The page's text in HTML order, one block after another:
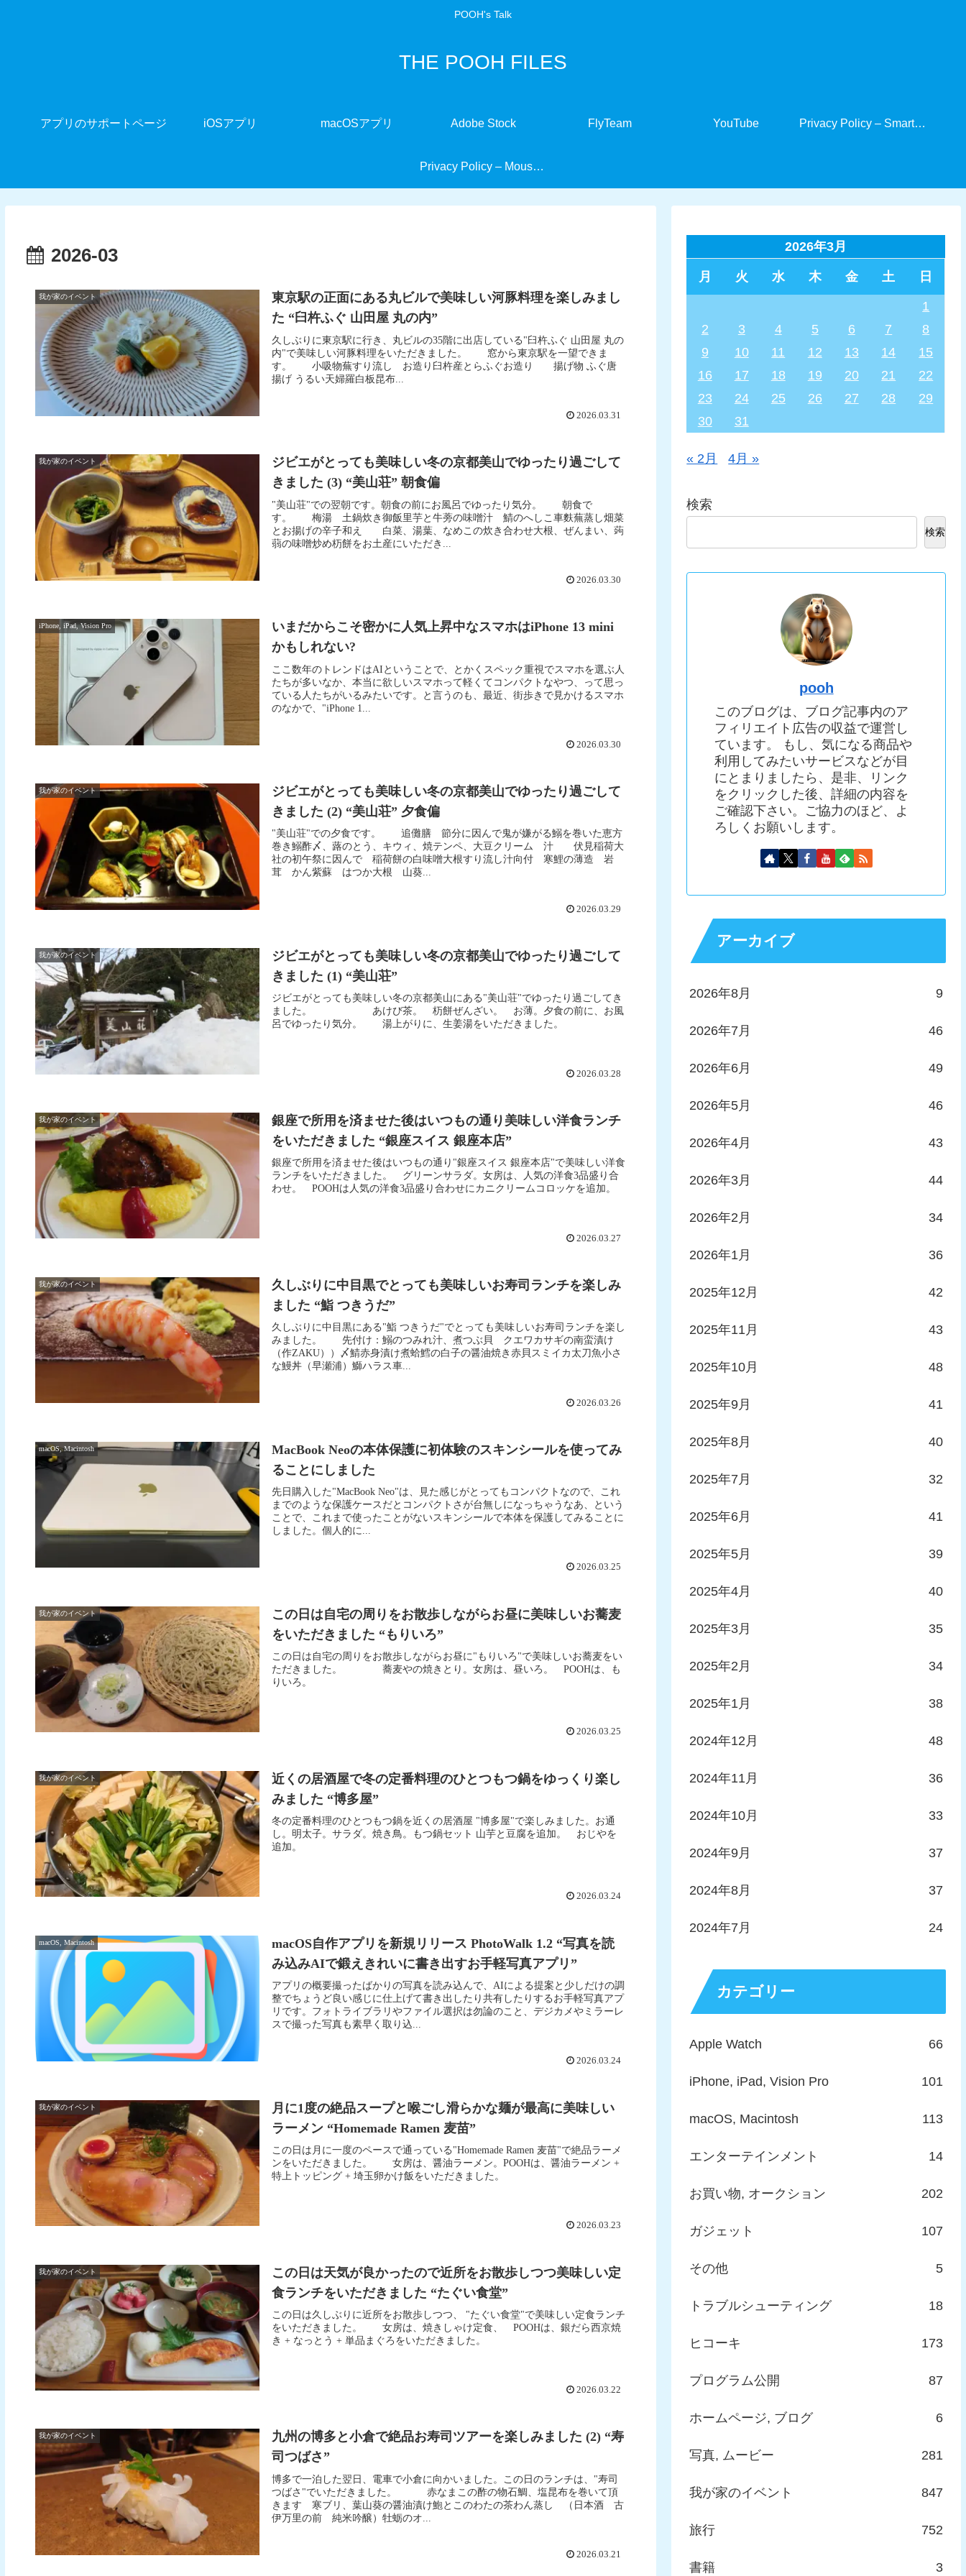
POOH's Talk
THE POOH FILES
アプリのサポートページ iOSアプリ macOSアプリ Adobe Stock FlyTeam YouTube Privacy Policy – SmartCabinet
Privacy Policy – MouseMate
2026-03
我が家のイベント
東京駅の正面にある丸ビルで美味しい河豚料理を楽しみまし
た “臼杵ふぐ 山田屋 丸の内”
久しぶりに東京駅に行き、丸ビルの35階に出店している"臼杵ふぐ 山田屋 丸の
内"で美味しい河豚料理をいただきました。 窓から東京駅を一望できま
す。 小吸物蕪すり流し お造り臼杵産とらふぐお造り 揚げ物 ふぐ唐
揚げ うるい天婦羅白板昆布...
2026.03.31
我が家のイベント
ジビエがとっても美味しい冬の京都美山でゆったり過ごして
きました (3) “美山荘” 朝食偏
"美山荘"での翌朝です。朝食の前にお風呂でゆったり気分。 朝食で
す。 梅湯 土鍋炊き御飯里芋と牛蒡の味噌汁 鯖のへしこ車麩蕪蒸し畑菜
とお揚げの辛子和え 白菜、湯葉、なめこの炊き合わせ大根、ぜんまい、蒟
蒻の味噌炒め杤餅をお土産にいただき...
2026.03.30
iPhone, iPad, Vision Pro
いまだからこそ密かに人気上昇中なスマホはiPhone 13 mini
かもしれない?
ここ数年のトレンドはAIということで、とかくスペック重視でスマホを選ぶ人
たちが多いなか、本当に欲しいスマホって軽くてコンパクトなやつ、って思っ
ている人たちがいるみたいです。と言うのも、最近、街歩きで見かけるスマホ
のなかで、"iPhone 1...
2026.03.30
我が家のイベント
ジビエがとっても美味しい冬の京都美山でゆったり過ごして
きました (2) “美山荘” 夕食偏
"美山荘"での夕食です。 追儺膳 節分に因んで鬼が嫌がる鰯を巻いた恵方
巻き鰯酢〆、蕗のとう、キウィ、焼テンペ、大豆クリーム 汁 伏見稲荷大
社の初午祭に因んで 稲荷餅の白味噌大根すり流し汁向付 寒鯉の薄造 岩
茸 かん紫蘇 はつか大根 山葵...
2026.03.29
我が家のイベント
ジビエがとっても美味しい冬の京都美山でゆったり過ごして
きました (1) “美山荘”
ジビエがとっても美味しい冬の京都美山にある"美山荘"でゆったり過ごしてき
ました。 あけび茶。 杤餅ぜんざい。 お薄。夕食の前に、お風
呂でゆったり気分。 湯上がりに、生姜湯をいただきました。
2026.03.28
我が家のイベント
銀座で所用を済ませた後はいつもの通り美味しい洋食ランチ
をいただきました “銀座スイス 銀座本店”
銀座で所用を済ませた後はいつもの通り"銀座スイス 銀座本店"で美味しい洋食
ランチをいただきました。 グリーンサラダ。女房は、人気の洋食3品盛り合
わせ。 POOHは人気の洋食3品盛り合わせにカニクリームコロッケを追加。
2026.03.27
我が家のイベント
久しぶりに中目黒でとっても美味しいお寿司ランチを楽しみ
ました “鮨 つきうだ”
久しぶりに中目黒にある"鮨 つきうだ"でとっても美味しいお寿司ランチを楽し
みました。 先付け：鰯のつみれ汁、煮つぶ貝 クエワカサギの南蛮漬け
（作ZAKU））〆鯖赤身漬け煮蛤鱈の白子の醤油焼き赤貝スミイカ太刀魚小さ
な鰻丼（早瀬浦）鰤ハラス車...
2026.03.26
macOS, Macintosh
MacBook Neoの本体保護に初体験のスキンシールを使ってみ
ることにしました
先日購入した"MacBook Neo"は、見た感じがとってもコンパクトなので、これ
までのような保護ケースだとコンパクトさが台無しになっちゃうなあ、という
ことで、これまで使ったことがないスキンシールで本体を保護してみることに
しました。個人的に...
2026.03.25
我が家のイベント
この日は自宅の周りをお散歩しながらお昼に美味しいお蕎麦
をいただきました “もりいろ”
この日は自宅の周りをお散歩しながらお昼に"もりいろ"で美味しいお蕎麦をい
ただきました。 蕎麦やの焼きとり。女房は、昼いろ。 POOHは、も
りいろ。
2026.03.25
我が家のイベント
近くの居酒屋で冬の定番料理のひとつもつ鍋をゆっくり楽し
みました “博多屋”
冬の定番料理のひとつもつ鍋を近くの居酒屋 "博多屋"で楽しみました。お通
し。明太子。サラダ。焼き鳥。もつ鍋セット 山芋と豆腐を追加。 おじやを
追加。
2026.03.24
macOS, Macintosh
macOS自作アプリを新規リリース PhotoWalk 1.2 “写真を読
み込みAIで鍛えきれいに書き出すお手軽写真アプリ”
アプリの概要撮ったばかりの写真を読み込んで、AIによる提案と少しだけの調
整でちょうど良い感じに仕上げて書き出したり共有したりするお手軽写真アプ
リです。フォトライブラリやファイル選択は勿論のこと、デジカメやミラーレ
スで撮った写真も素早く取り込...
2026.03.24
我が家のイベント
月に1度の絶品スープと喉ごし滑らかな麺が最高に美味しい
ラーメン “Homemade Ramen 麦苗”
この日は月に一度のペースで通っている"Homemade Ramen 麦苗"で絶品ラーメ
ンをいただきました。 女房は、醤油ラーメン。POOHは、醤油ラーメン +
特上トッピング + 埼玉卵かけ飯をいただきました。
2026.03.23
我が家のイベント
この日は天気が良かったので近所をお散歩しつつ美味しい定
食ランチをいただきました “たぐい食堂”
この日は久しぶりに近所をお散歩しつつ、 "たぐい食堂"で美味しい定食ランチ
をいただきました。 女房は、焼きしゃけ定食、 POOHは、銀だら西京焼
き + なっとう + 単品まぐろをいただきました。
2026.03.22
我が家のイベント
九州の博多と小倉で絶品お寿司ツアーを楽しみました (2) “寿
司つばさ”
博多で一泊した翌日、電車で小倉に向かいました。この日のランチは、"寿司
つばさ"でいただきました。 赤なまこの酢の物石鯛、塩昆布を巻いて頂
きます 寒ブリ、葉山葵の醤油漬け鮑とこのわたの茶わん蒸し （日本酒 古
伊万里の前 純米吟醸）牡蛎のオ...
2026.03.21
2026年3月
月 火 水 木 金 土 日
1
2
3 4 5 6 7
8
9
10 11 12 13 14
15
16
17 18 19 20 21
22
23
24 25 26 27 28
29
30
31
« 2月 4月 »
検索
検索
pooh
このブログは、ブログ記事内のア
フィリエイト広告の収益で運営し
ています。 もし、気になる商品や
利用してみたいサービスなどが目
にとまりましたら、是非、リンク
をクリックした後、詳細の内容を
ご確認下さい。ご協力のほど、よ
ろしくお願いします。
アーカイブ
2026年8月 9
2026年7月 46
2026年6月 49
2026年5月 46
2026年4月 43
2026年3月 44
2026年2月 34
2026年1月 36
2025年12月 42
2025年11月 43
2025年10月 48
2025年9月 41
2025年8月 40
2025年7月 32
2025年6月 41
2025年5月 39
2025年4月 40
2025年3月 35
2025年2月 34
2025年1月 38
2024年12月 48
2024年11月 36
2024年10月 33
2024年9月 37
2024年8月 37
2024年7月 24
カテゴリー
Apple Watch 66
iPhone, iPad, Vision Pro 101
macOS, Macintosh 113
エンターテインメント 14
お買い物, オークション 202
ガジェット 107
その他 5
トラブルシューティング 18
ヒコーキ 173
プログラム公開 87
ホームページ, ブログ 6
写真, ムービー 281
我が家のイベント 847
旅行 752
書籍 3